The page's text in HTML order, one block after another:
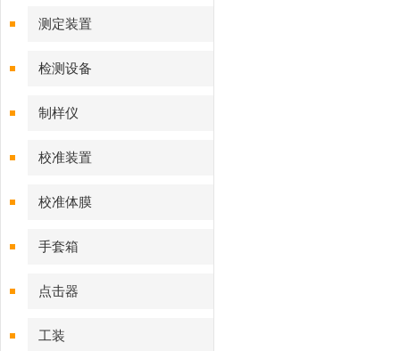
测定装置
检测设备
制样仪
校准装置
校准体膜
手套箱
点击器
工装